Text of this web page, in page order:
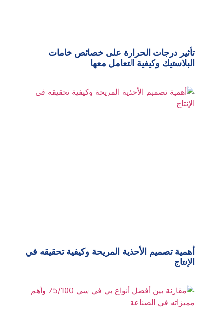
تأثير درجات الحرارة على خصائص خامات
البلاستيك وكيفية التعامل معها
أهمية تصميم الأحذية المريحة وكيفية تحقيقه في
الإنتاج